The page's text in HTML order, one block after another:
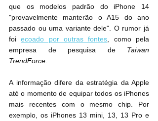
que os modelos padrão do ‌iPhone 14‌
"provavelmente manterão o A15 do ano
passado ou uma variante dele". O rumor já
foi ecoado por outras fontes , como pela
empresa de pesquisa de Taiwan
TrendForce
A informação difere da estratégia da Apple
até o momento de equipar todos os iPhones
mais recentes com o mesmo chip. Por
exemplo, os ‌iPhones 13‌ mini, ‌13‌, 13 Pro e